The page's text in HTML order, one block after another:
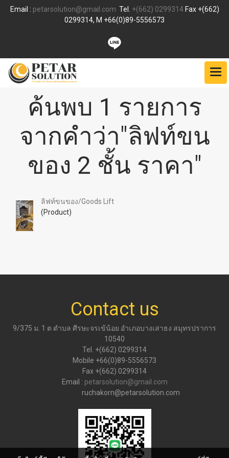
Email : petarsolution@gmail.com Tel. +(662) 0299314Fax +(662)
0299314, M +66(0)89-5556573
ค้นพบ 1 รายการ
จากคำว่า"ลิฟท์ขน
ของ 2 ชั้น ราคา"
ลิฟท์ขนของ/Goods Lift
(Product)
Contact us
9/375 ม. 1 ต ตำบล ศีรษะจรเข้น้อย อำเภอบางเสาธง สมุทรปราการ
10540
Tel. +(662) 0299314
Mobile +66(0)89-5556573
Fax +(662) 0299314
Email : petarsolution@gmail.com
ruchakorn@petarsolution.com